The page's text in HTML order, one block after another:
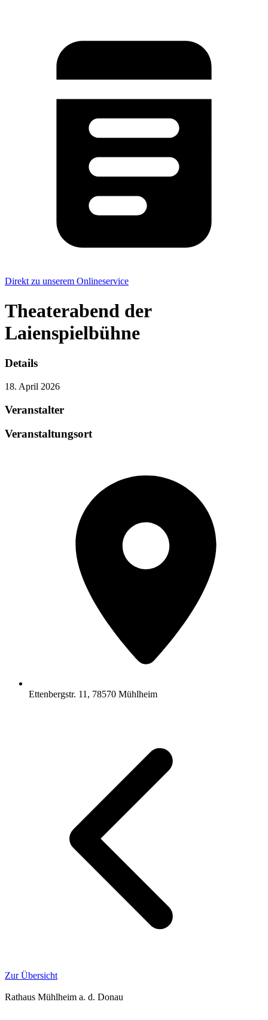
Direkt zu unserem Onlineservice
Theaterabend der
Laienspielbühne
Details
18. April 2026
Veranstalter
Veranstaltungsort
Ettenbergstr. 11, 78570 Mühlheim
Zur Übersicht
Rathaus Mühlheim a. d. Donau